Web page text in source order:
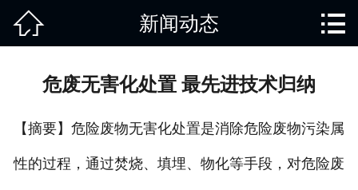
 新闻动态 
危废无害化处置 最先进技术归纳
【摘要】危险废物无害化处置是消除危险废物污染属
性的过程，通过焚烧、填埋、物化等手段，对危险废